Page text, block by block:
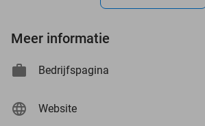
Meer informatie
Bedrijfspagina
Website